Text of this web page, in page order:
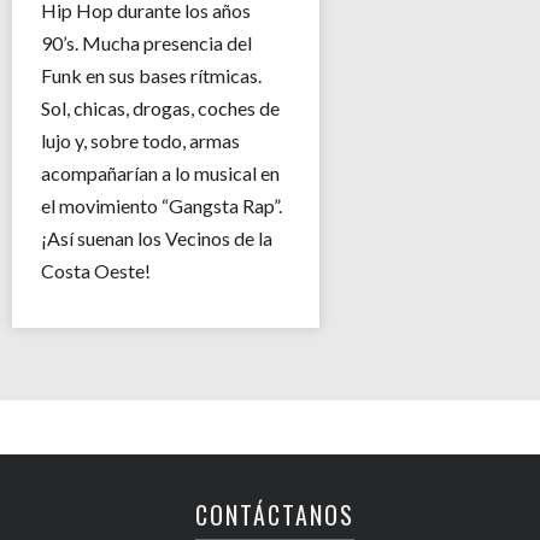
Hip Hop durante los años
90’s. Mucha presencia del
Funk en sus bases rítmicas.
Sol, chicas, drogas, coches de
lujo y, sobre todo, armas
acompañarían a lo musical en
el movimiento “Gangsta Rap”.
¡Así suenan los Vecinos de la
Costa Oeste!
CONTÁCTANOS